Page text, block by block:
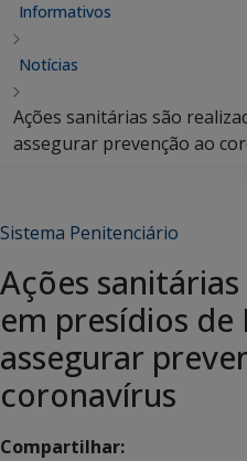
Informativos
Notícias
Ações sanitárias são
assegurar prevenção ao
Sistema Penitenciário
Ações
em presídios de
assegurar
coronavírus
Compartilhar: